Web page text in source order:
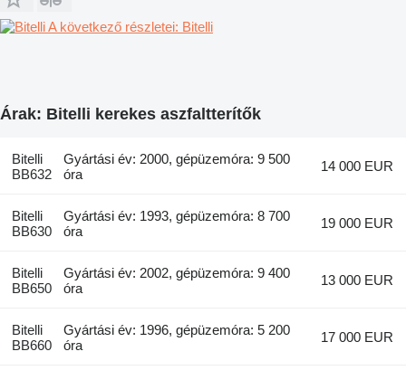
A következő részletei: Bitelli
Árak: Bitelli kerekes aszfaltterítők
Bitelli
BB632
Gyártási év: 2000, gépüzemóra: 9 500
óra
14 000 EUR
Bitelli
BB630
Gyártási év: 1993, gépüzemóra: 8 700
óra
19 000 EUR
Bitelli
BB650
Gyártási év: 2002, gépüzemóra: 9 400
óra
13 000 EUR
Bitelli
BB660
Gyártási év: 1996, gépüzemóra: 5 200
óra
17 000 EUR